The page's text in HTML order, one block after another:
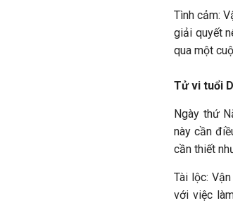
Tình cảm:
giải quyết
qua một
Tử vi tuổi
Ngày thứ
này cần
cần thiết
Tài lộc:
với việc